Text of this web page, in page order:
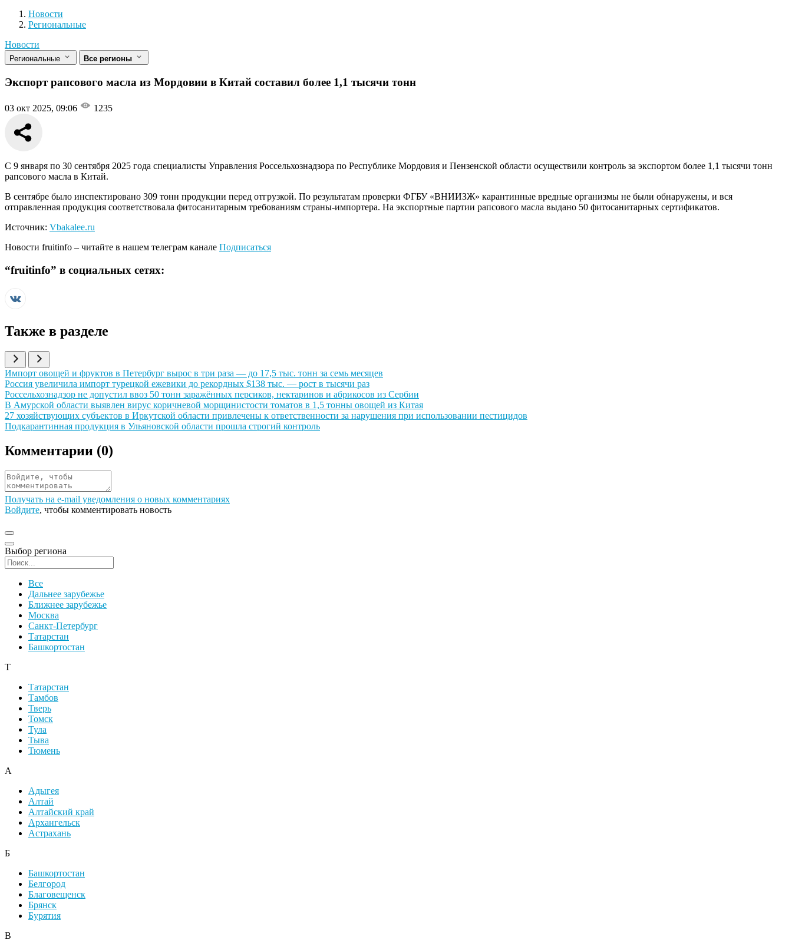
Новости
Разделы
Новости
Региональные
Новости
Региональные Все регионы
Экспорт рапсового масла из Мордовии в Китай составил более 1,1 тысячи тонн
03 окт 2025, 09:06 1235
С 9 января по 30 сентября 2025 года специалисты Управления Россельхознадзора по Республике Мордовия и Пензенской области осуществили контроль за экспортом более 1,1 тысячи тонн
рапсового масла в Китай.
В сентябре было инспектировано 309 тонн продукции перед отгрузкой. По результатам проверки ФГБУ «ВНИИЗЖ» карантинные вредные организмы не были обнаружены, и вся
отправленная продукция соответствовала фитосанитарным требованиям страны-импортера. На экспортные партии рапсового масла выдано 50 фитосанитарных сертификатов.
Источник: Vbakalee.ru
Новости fruitinfo – читайте в нашем телеграм канале Подписаться
“fruitinfo” в социальных сетях:
Также в разделе
Иллюстрация новости
Импорт овощей и фруктов в Петербург вырос в три раза — до 17,5 тыс. тонн за семь месяцев
Иллюстрация новости
Россия увеличила импорт турецкой ежевики до рекордных $138 тыс. — рост в тысячи раз
Иллюстрация новости
Россельхознадзор не допустил ввоз 50 тонн заражённых персиков, нектаринов и абрикосов из Сербии
Иллюстрация новости
В Амурской области выявлен вирус коричневой морщинистости томатов в 1,5 тонны овощей из Китая
Иллюстрация новости
27 хозяйствующих субъектов в Иркутской области привлечены к ответственности за нарушения при использовании пестицидов
Иллюстрация новости
Подкарантинная продукция в Ульяновской области прошла строгий контроль
Комментарии (0)
Получать на e‑mail уведомления о новых комментариях
Войдите, чтобы комментировать новость
Выбор региона
Все
Дальнее зарубежье
Ближнее зарубежье
Москва
Санкт-Петербург
Татарстан
Башкортостан
Т
Татарстан
Тамбов
Тверь
Томск
Тула
Тыва
Тюмень
А
Адыгея
Алтай
Алтайский край
Архангельск
Астрахань
Б
Башкортостан
Белгород
Благовещенск
Брянск
Бурятия
В